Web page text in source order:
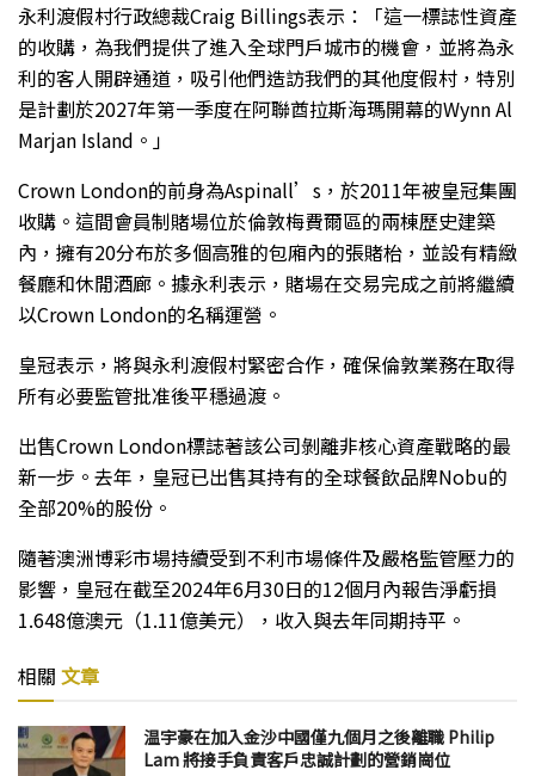
永利渡假村行政總裁Craig Billings表示：「這一標誌性資產
的收購，為我們提供了進入全球門戶城市的機會，並將為永
利的客人開辟通道，吸引他們造訪我們的其他度假村，特別
是計劃於2027年第一季度在阿聯酋拉斯海瑪開幕的Wynn Al
Marjan Island。」
Crown London的前身為Aspinall’s，於2011年被皇冠集團
收購。這間會員制賭場位於倫敦梅費爾區的兩棟歷史建築
內，擁有20分布於多個高雅的包廂內的張賭枱，並設有精緻
餐廳和休閒酒廊。據永利表示，賭場在交易完成之前將繼續
以Crown London的名稱運營。
皇冠表示，將與永利渡假村緊密合作，確保倫敦業務在取得
所有必要監管批准後平穩過渡。
出售Crown London標誌著該公司剝離非核心資產戰略的最
新一步。去年，皇冠已出售其持有的全球餐飲品牌Nobu的
全部20%的股份。
隨著澳洲博彩市場持續受到不利市場條件及嚴格監管壓力的
影響，皇冠在截至2024年6月30日的12個月內報告淨虧損
1.648億澳元（1.11億美元），收入與去年同期持平。
相關 文章
温宇豪在加入金沙中國僅九個月之後離職 Philip
Lam 將接手負責客戶忠誠計劃的營銷崗位